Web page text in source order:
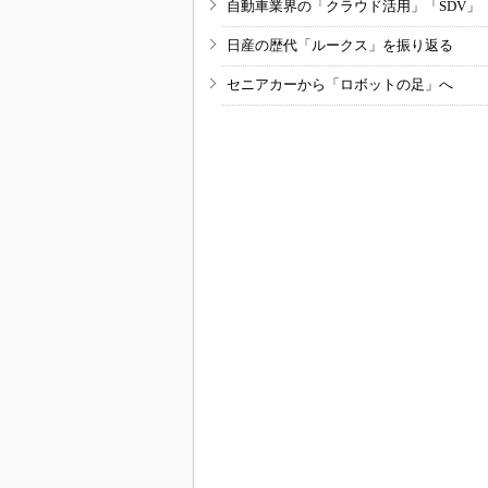
自動車業界の「クラウド活用」「SDV
日産の歴代「ルークス」を振り返る
セニアカーから「ロボットの足」へ